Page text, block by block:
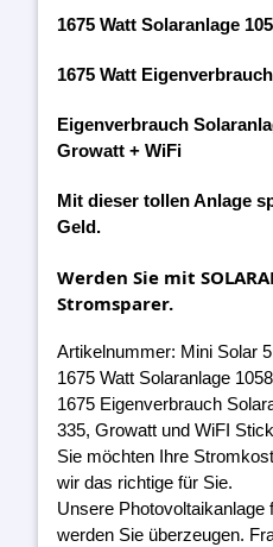
1675 Watt Solaranlage
1675 Watt
Eigenverbrauch
Growatt + WiFi
Mit dieser tollen Anlage
Geld.
Werden Sie mit
Stromsparer.
Artikelnummer: Mini Solar 5
1675 Watt Solaranlage
1675 Eigenverbrauch
335, Growatt und WiFI
Sie möchten Ihre
wir das richtige für Sie.
Unsere Photovoltaikanlage
werden Sie überzeugen.